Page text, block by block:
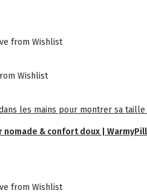
from Wishlist
Wishlist
nomade & confort doux |
from Wishlist